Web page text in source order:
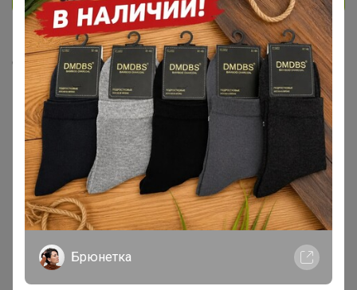
Скопировать ссылку
Медали 3
Номинировать на медаль
1 1
Друзья в клубе
Брюнетка